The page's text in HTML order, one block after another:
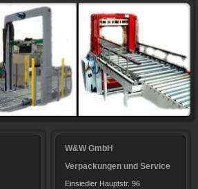
W&W GmbH
Verpackungen und Service
Einsiedler Hauptstr. 96